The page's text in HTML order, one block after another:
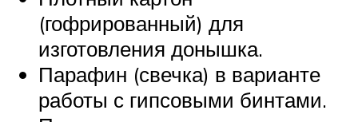
(гофрированный) для
изготовления донышка.
Парафин (свечка) в варианте
работы с гипсовыми бинтами.